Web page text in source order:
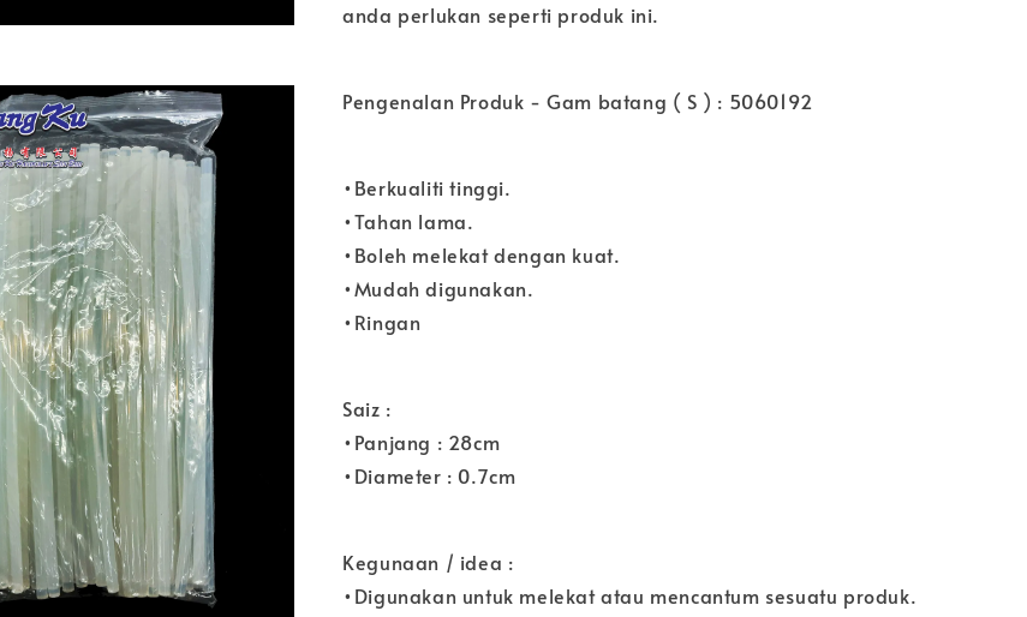
anda perlukan seperti produk ini.
Pengenalan Produk - Gam batang ( S ) : 5060192
•Berkualiti tinggi.
•Tahan lama.
•Boleh melekat dengan kuat.
•Mudah digunakan.
•Ringan
Saiz :
•Panjang : 28cm
•Diameter : 0.7cm
Kegunaan / idea :
•Digunakan untuk melekat atau mencantum sesuatu produk.